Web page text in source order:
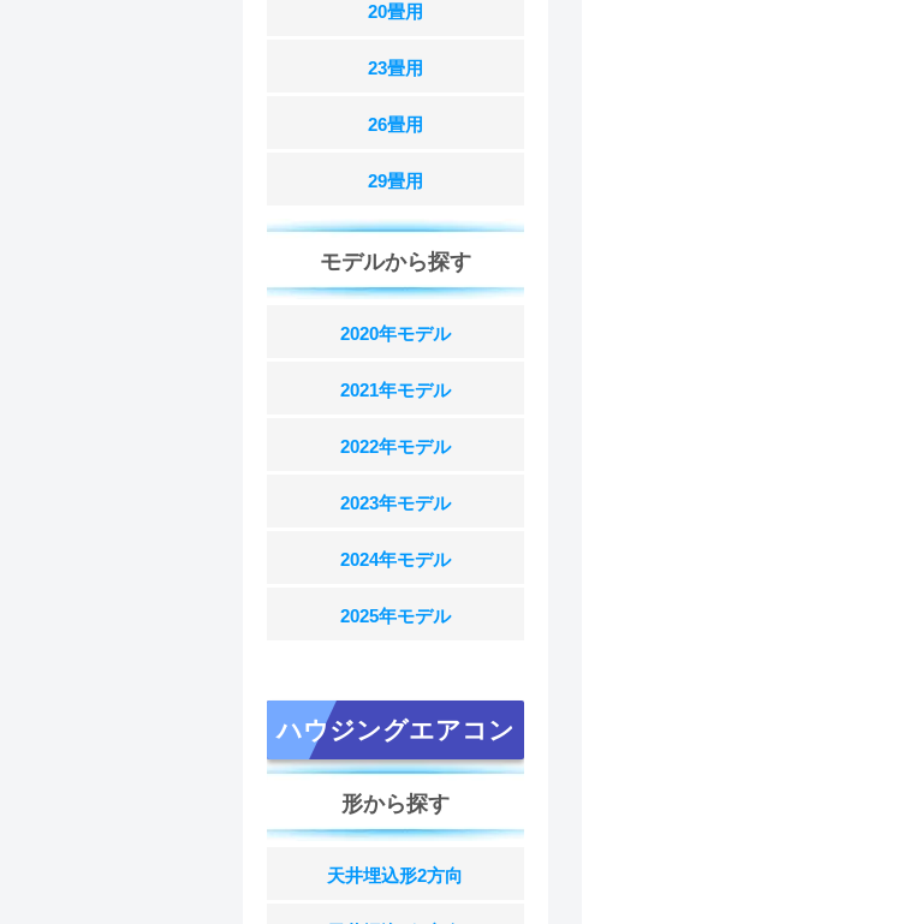
20畳用
23畳用
26畳用
29畳用
モデルから探す
2020年モデル
2021年モデル
2022年モデル
2023年モデル
2024年モデル
2025年モデル
ハウジングエアコン
形から探す
天井埋込形2方向